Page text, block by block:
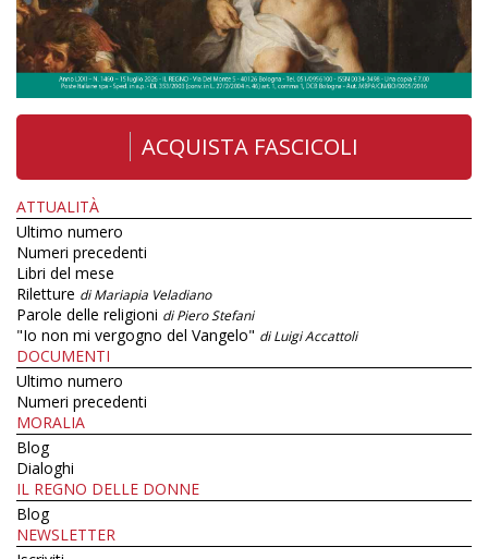
ACQUISTA FASCICOLI
ATTUALITÀ
Ultimo numero
Numeri precedenti
Libri del mese
Riletture di Mariapia Veladiano
Parole delle religioni di Piero Stefani
"Io non mi vergogno del Vangelo" di Luigi Accattoli
DOCUMENTI
Ultimo numero
Numeri precedenti
MORALIA
Blog
Dialoghi
IL REGNO DELLE DONNE
Blog
NEWSLETTER